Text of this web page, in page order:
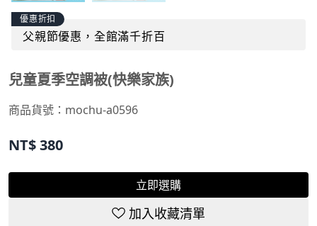
優惠折扣
父親節優惠，全館滿千折百
兒童夏季空調被(快樂家族)
商品貨號： mochu-a0596
NT$380
立即選購
加入收藏清單